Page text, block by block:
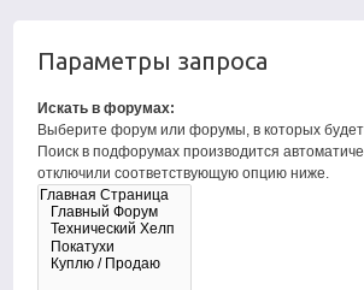
Параметры запроса
Искать в форумах:
Выберите форум или форумы, в которых будет
Поиск в подфорумах производится
отключили соответствующую опцию ниже.